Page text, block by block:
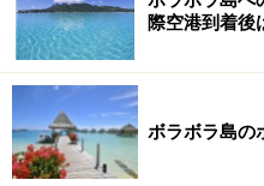
際空港到着後
ボラボラ島の